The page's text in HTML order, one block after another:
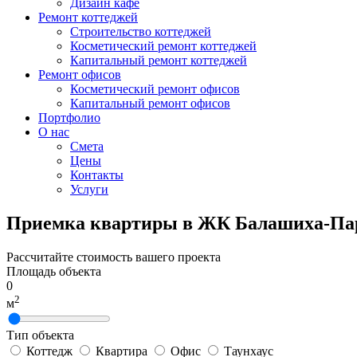
Дизайн кафе
Ремонт коттеджей
Строительство коттеджей
Косметический ремонт коттеджей
Капитальный ремонт коттеджей
Ремонт офисов
Косметический ремонт офисов
Капитальный ремонт офисов
Портфолио
О нас
Смета
Цены
Контакты
Услуги
Приемка квартиры в ЖК Балашиха-
Рассчитайте стоимость вашего проекта
Площадь объекта
0
м2
Тип объекта
Коттедж
Квартира Офис Таунхаус